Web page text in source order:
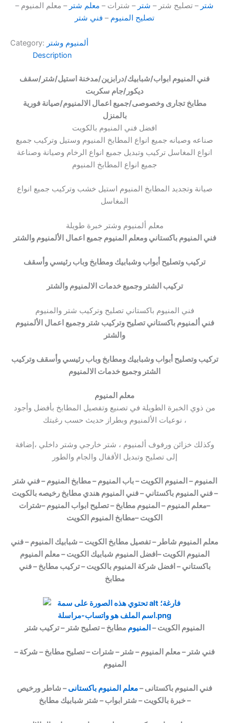
شتر – تصليح شتر – شتر – شترات – معلم شتر – معلم المنيوم –
تصليح المنيوم – فني شتر
Category: ألمنيوم وشتر
Description
فني المنيوم ابواب/شبابيك/درابزين/مدخنة استيل/شتر/سقف
ديكور/جام سكربت
مطابخ تجارى وخصوصى/جميع اعمال الالمنيوم/صيانة فورية
بالمنزل
افضل فني المنيوم بالكويت
صناعه وصيانه جميع انواع المطابخ المنيوم وستيل وتركيب جميع
انواع المغاسل تركيب وتبديل جميع انواع الرخام وصيانة وصناعة
جميع انواع المطابخ المنيوم
صيانة وتجديد المطابخ المنيوم استيل خشب وتركيب جميع انواع
المغاسل
معلم ألمنيوم وشتر خبرة طويلة
فني المنيوم باكستاني ومعلم المنيوم جميع اعمال الألمنيوم والشتر
تركيب وتصليح أبواب وشبابيك ومطابخ وباب رئيسي وأسقف
تركيب الشتر وجميع خدمات الالمنيوم والشتر
فني المنيوم باكستاني تصليح وتركيب شتر والمنيوم
فني ألمنيوم باكستاني تصليح وتركيب شتر وجميع اعمال الألمنيوم
والشتر
تركيب وتصليح أبواب وشبابيك ومطابخ وباب رئيسي وأسقف وتركيب
الشتر وجميع خدمات الالمنيوم
معلم المنيوم
من ذوي الخبرة الطويلة في تصنيع وتفصيل المطابخ بأفضل وأجود
نوعيات الألمنيوم وبطراز حديث حسب رغبتك ،
وكذلك خزائن ورفوف ألمنيوم ، شتر خارجي وشتر داخلي ،إضافة
إلى تصليح وتبديل الأقفال والجام والطور
المنيوم – المنيوم الكويت – باب المنيوم – مطابخ المنيوم – فني شتر
– فني المنيوم باكستاني – فني المنيوم هندي مطابخ رخيصه بالكويت
–معلم المنيوم – المنيوم مطابخ – تصليح ابواب المنيوم –شترات
الكويت –مطابخ المنيوم الكويت
معلم المنيوم شاطر – تفصيل مطابخ الكويت – شبابيك المنيوم – فني
المنيوم الكويت –افضل المنيوم شبابيك الكويت – معلم المنيوم
باكستاني – افضل شركة المنيوم بالكويت – تركيب مطابخ – فني
مطابخ
المنيوم الكويت – المنيوم مطابخ – تصليح شتر – تركيب شتر
– فني شتر – معلم المنيوم – شتر – شترات – تصليح مطابخ – شركة
المنيوم
فني المنيوم باكستانى –معلم المنيوم باكستانى– شاطر ورخيص
خبرة بالكويت – شتر ابواب – شتر شبابيك مطابخ –